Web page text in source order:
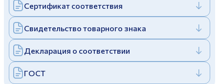
Сертификат соответствия
Свидетельство товарного знака
Декларация о соответствии
ГОСТ